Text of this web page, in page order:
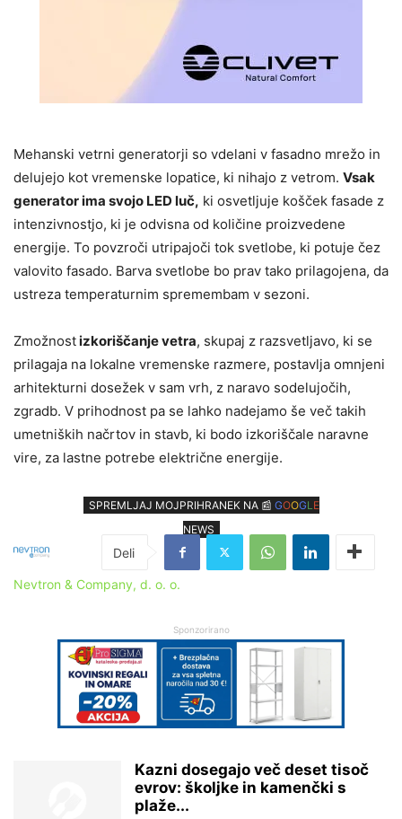
Mehanski vetrni generatorji so vdelani v fasadno mrežo in
delujejo kot vremenske lopatice, ki nihajo z vetrom. Vsak
generator ima svojo LED luč, ki osvetljuje košček fasade z
intenzivnostjo, ki je odvisna od količine proizvedene
energije. To povzroči utripajoči tok svetlobe, ki potuje čez
valovito fasado. Barva svetlobe bo prav tako prilagojena, da
ustreza temperaturnim spremembam v sezoni.
Zmožnostizkoriščanje vetra, skupaj z razsvetljavo, ki se
prilagaja na lokalne vremenske razmere, postavlja omnjeni
arhitekturni dosežek v sam vrh, z naravo sodelujočih,
zgradb. V prihodnost pa se lahko nadejamo še več takih
umetniških načrtov in stavb, ki bodo izkoriščale naravne
vire, za lastne potrebe električne energije.
SPREMLJAJ MOJPRIHRANEK NA 📰 GOOGL E
NEWS
Nevtron & Company, d. o. o.
Sponzorirano
Kazni dosegajo več deset tisoč
evrov: školjke in kamenčki s
plaže...